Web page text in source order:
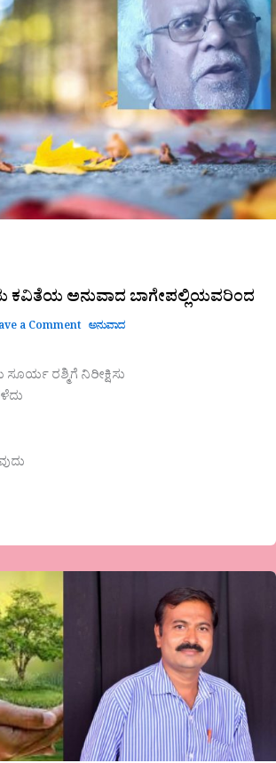
ಕವಿತೆಯ ಅನುವಾದ ಬಾಗೇಪಲ್ಲಿಯವರಿಂದ
a Comment ಅನುವಾದ
ರಶ್ಮಿಗೆ ನಿರೀಕ್ಷಿಸು